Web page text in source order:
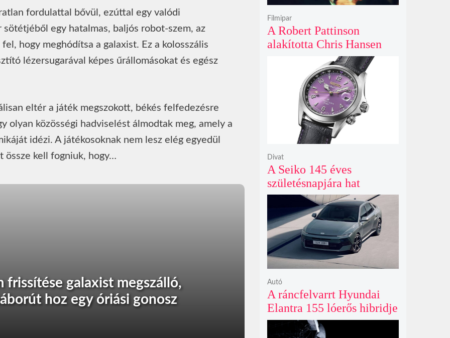
fordulattal bővül, ezúttal egy valódi
egy hatalmas, baljós robot-szem, az
hogy meghódítsa a galaxist. Ez a kolosszális
lézersugarával képes űrállomásokat és egész
eltér a játék megszokott, békés felfedezésre
olyan közösségi hadviselést álmodtak meg, amely a
idézi. A játékosoknak nem lesz elég egyedül
össze kell fogniuk, hogy…
frissítése galaxist megszálló,
hoz egy óriási gonosz
A Robert Pattinson
alakította Chris Hansen
sötét vadászatra indul a
Primetime előzetesében
Filmipar
A Seiko 145 éves
születésnapjára hat
limitált kiadású Edo-lila
számlapos modellt hozott
ki
Divat
A ráncfelvarrt Hyundai
Elantra 155 lóerős hibridje
és prémium utastere
komoly belsőtéri ugrást
Autó